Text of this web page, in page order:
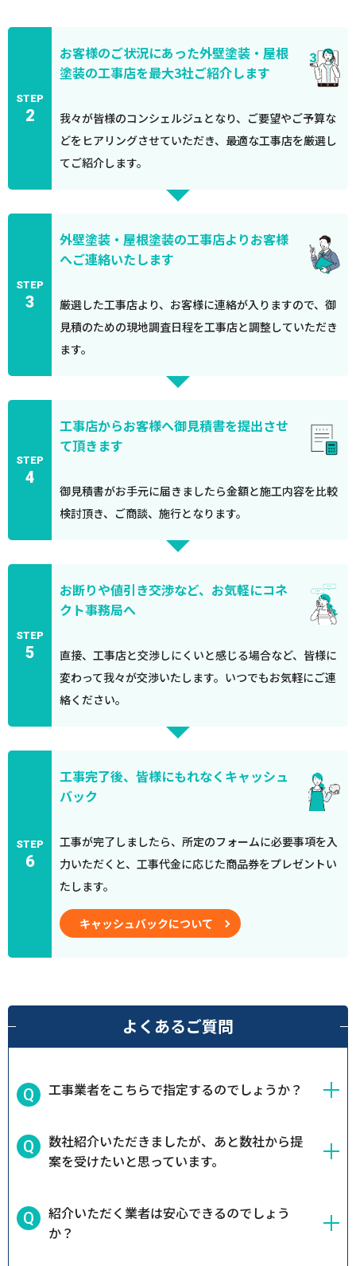
STEP
2
お客様のご状況にあった外壁塗装・屋根
塗装の工事店を最大3社ご紹介します
我々が皆様のコンシェルジュとなり、ご要望やご予算な
どをヒアリングさせていただき、最適な工事店を厳選し
てご紹介します。
STEP
3
外壁塗装・屋根塗装の工事店よりお客様
へご連絡いたします
厳選した工事店より、お客様に連絡が入りますので、御
見積のための現地調査日程を工事店と調整していただき
ます。
STEP
4
工事店からお客様へ御見積書を提出させ
て頂きます
御見積書がお手元に届きましたら金額と施工内容を比較
検討頂き、ご商談、施行となります。
STEP
5
お断りや値引き交渉など、お気軽にコネ
クト事務局へ
直接、工事店と交渉しにくいと感じる場合など、皆様に
変わって我々が交渉いたします。いつでもお気軽にご連
絡ください。
STEP
6
工事完了後、皆様にもれなくキャッシュ
バック
工事が完了しましたら、所定のフォームに必要事項を入
力いただくと、工事代金に応じた商品券をプレゼントい
たします。
キャッシュバックについて
よくあるご質問
工事業者をこちらで指定するのでしょうか？
数社紹介いただきましたが、あと数社から提
案を受けたいと思っています。
紹介いただく業者は安心できるのでしょう
か？